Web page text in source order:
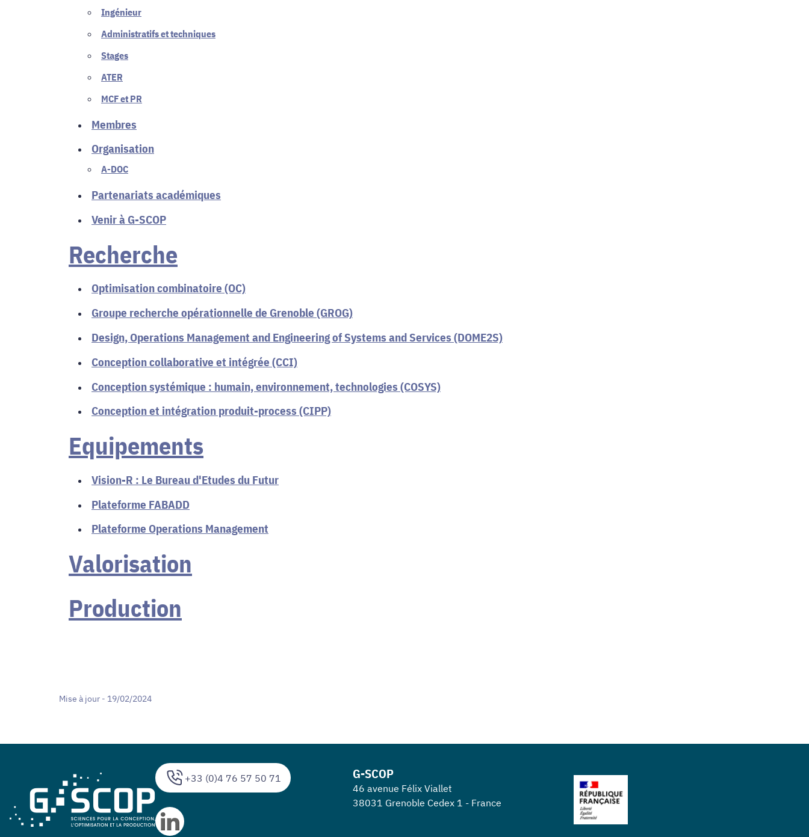
Ingénieur
Administratifs et techniques
Stages
ATER
MCF et PR
Membres
Organisation
A-DOC
Partenariats académiques
Venir à G-SCOP
Recherche
Optimisation combinatoire (OC)
Groupe recherche opérationnelle de Grenoble (GROG)
Design, Operations Management and Engineering of Systems and Services (DOME2S)
Conception collaborative et intégrée (CCI)
Conception systémique : humain, environnement, technologies (COSYS)
Conception et intégration produit-process (CIPP)
Equipements
Vision-R : Le Bureau d'Etudes du Futur
Plateforme FABADD
Plateforme Operations Management
Valorisation
Production
Mise à jour - 19/02/2024
+33 (0)4 76 57 50 71 G-SCOP
46 avenue Félix Viallet
38031 Grenoble Cedex 1 - France